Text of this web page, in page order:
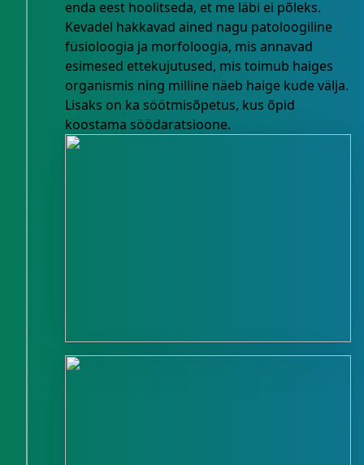
enda eest hoolitseda, et me läbi ei põleks.
Kevadel hakkavad ained nagu patoloogiline
füsioloogia ja morfoloogia, mis annavad
esimesed ettekujutused, mis toimub haiges
organismis ning milline näeb haige kude välja.
Lisaks on ka söötmisõpetus, kus õpid
koostama söödaratsioone.